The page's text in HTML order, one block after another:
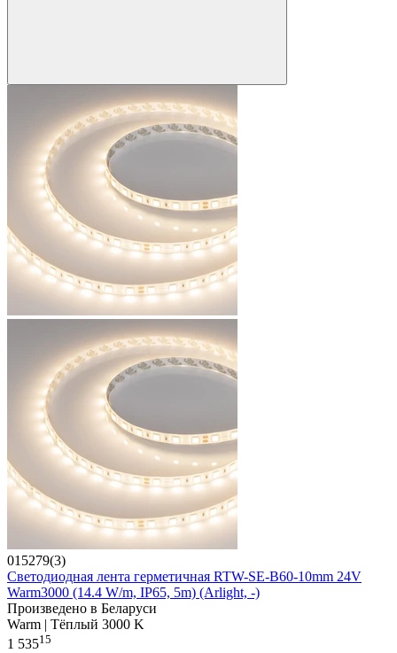
015279(3)
Светодиодная лента герметичная RTW-SE-B60-10mm 24V
Warm3000 (14.4 W/m, IP65, 5m) (Arlight, -)
Произведено в Беларуси
Warm | Тёплый 3000 K
1 53515